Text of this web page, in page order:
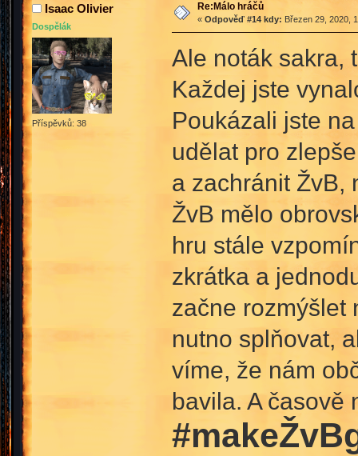
Isaac Olivier
Dospělák
Příspěvků: 38
Re:Málo hráčů
« Odpověď #14 kdy: Březen 29, 2020,
Ale noták sakra,
Každej jste
Poukázali jste
udělat pro
a zachránit ŽvB,
ŽvB mělo
hru stále
zkrátka a
začne rozmýšlet
nutno splňovat,
víme, že nám
bavila. A časově